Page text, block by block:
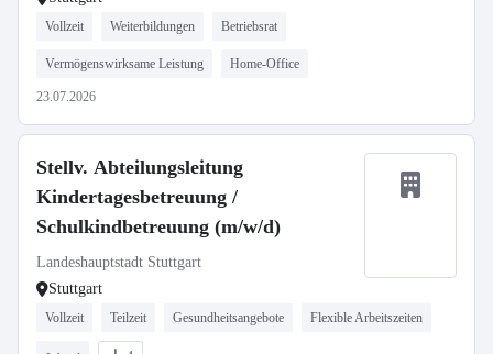
Vollzeit Weiterbildungen Betriebsrat
Vermögenswirksame Leistung Home-Office
23.07.2026
Stellv. Abteilungsleitung
Kindertagesbetreuung /
Schulkindbetreuung (m/w/d)
Landeshauptstadt Stuttgart
Stuttgart
Vollzeit Teilzeit Gesundheitsangebote Flexible Arbeitszeiten